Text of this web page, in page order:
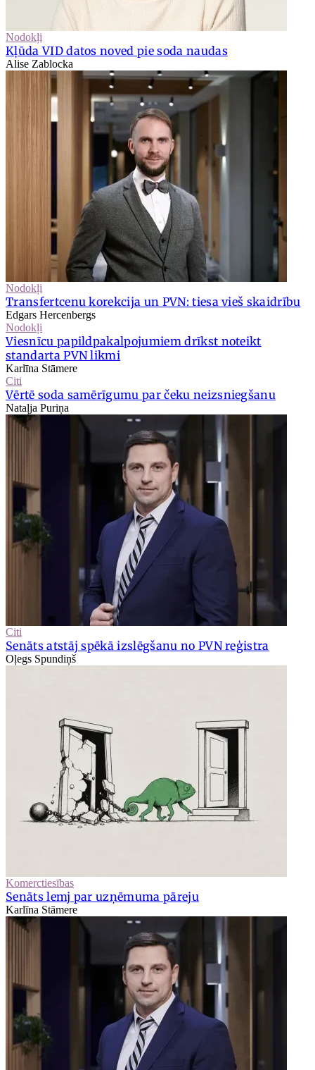
Nodokļi
Kļūda VID datos noved pie soda naudas
Alise Zablocka
Nodokļi
Transfertcenu korekcija un PVN: tiesa vieš skaidrību
Edgars Hercenbergs
Nodokļi
Viesnīcu papildpakalpojumiem drīkst noteikt
standarta PVN likmi
Karlīna Stāmere
Citi
Vērtē soda samērīgumu par čeku neizsniegšanu
Nataļja Puriņa
Citi
Senāts atstāj spēkā izslēgšanu no PVN reģistra
Oļegs Spundiņš
Komerctiesības
Senāts lemj par uzņēmuma pāreju
Karlīna Stāmere